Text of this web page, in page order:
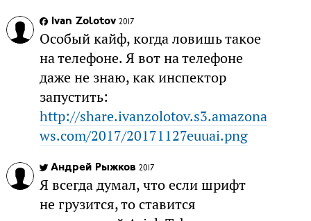
Ivan Zolotov 2017
Особый кайф, когда ловишь такое
на телефоне. Я вот на телефоне
даже не знаю, как инспектор
запустить:
http://share.ivanzolotov.s3.amazona
ws.com/2017/20171127euuai.png
Андрей Рыжков 2017
Я всегда думал, что если шрифт
не грузится, то ставится